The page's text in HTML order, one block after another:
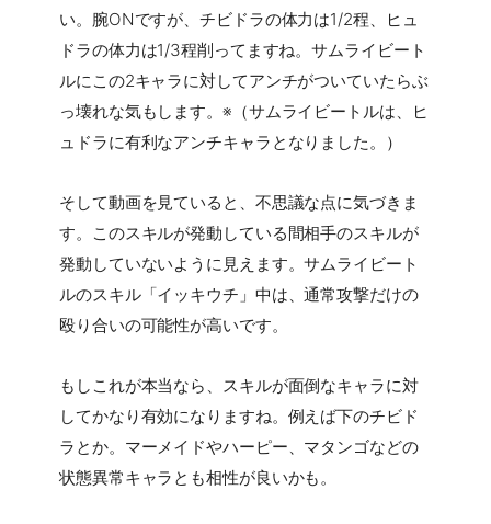
い。腕ONですが、チビドラの体力は1/2程、ヒュ
ドラの体力は1/3程削ってますね。サムライビート
ルにこの2キャラに対してアンチがついていたらぶ
っ壊れな気もします。※（サムライビートルは、ヒ
ュドラに有利なアンチキャラとなりました。）
そして動画を見ていると、不思議な点に気づきま
す。このスキルが発動している間相手のスキルが
発動していないように見えます。サムライビート
ルのスキル「イッキウチ」中は、通常攻撃だけの
殴り合いの可能性が高いです。
もしこれが本当なら、スキルが面倒なキャラに対
してかなり有効になりますね。例えば下のチビド
ラとか。マーメイドやハーピー、マタンゴなどの
状態異常キャラとも相性が良いかも。